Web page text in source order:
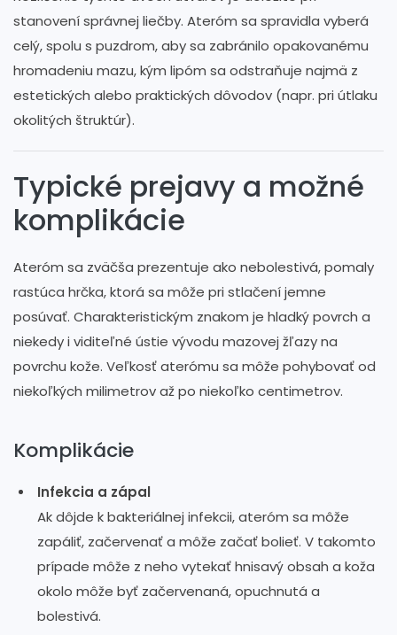
stanovení správnej liečby. Ateróm sa spravidla vyberá
celý, spolu s puzdrom, aby sa zabránilo opakovanému
hromadeniu mazu, kým lipóm sa odstraňuje najmä z
estetických alebo praktických dôvodov (napr. pri útlaku
okolitých štruktúr).
Typické prejavy a možné
komplikácie
Ateróm sa zväčša prezentuje ako nebolestivá, pomaly
rastúca hrčka, ktorá sa môže pri stlačení jemne
posúvať. Charakteristickým znakom je hladký povrch a
niekedy i viditeľné ústie vývodu mazovej žľazy na
povrchu kože. Veľkosť aterómu sa môže pohybovať od
niekoľkých milimetrov až po niekoľko centimetrov.
Komplikácie
Infekcia a zápal
Ak dôjde k bakteriálnej infekcii, ateróm sa môže
zapáliť, začervenať a môže začať bolieť. V takomto
prípade môže z neho vytekať hnisavý obsah a koža
okolo môže byť začervenaná, opuchnutá a
bolestivá.